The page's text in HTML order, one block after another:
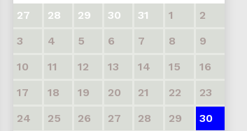
27 28 29 30 31 1
2
3
4 5 6 7 8
9
10
11 12 13 14 15
16
17
18 19 20 21 22
23
24
25 26 27 28 29
30